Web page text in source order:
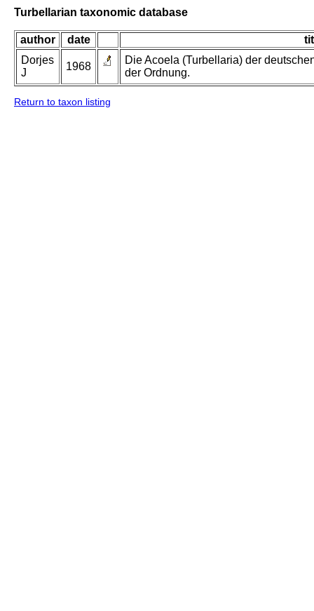
Turbellarian taxonomic database
author date
Dorjes
J
1968
Die Acoela (Turbellaria) der
der Ordnung.
Return to taxon listing